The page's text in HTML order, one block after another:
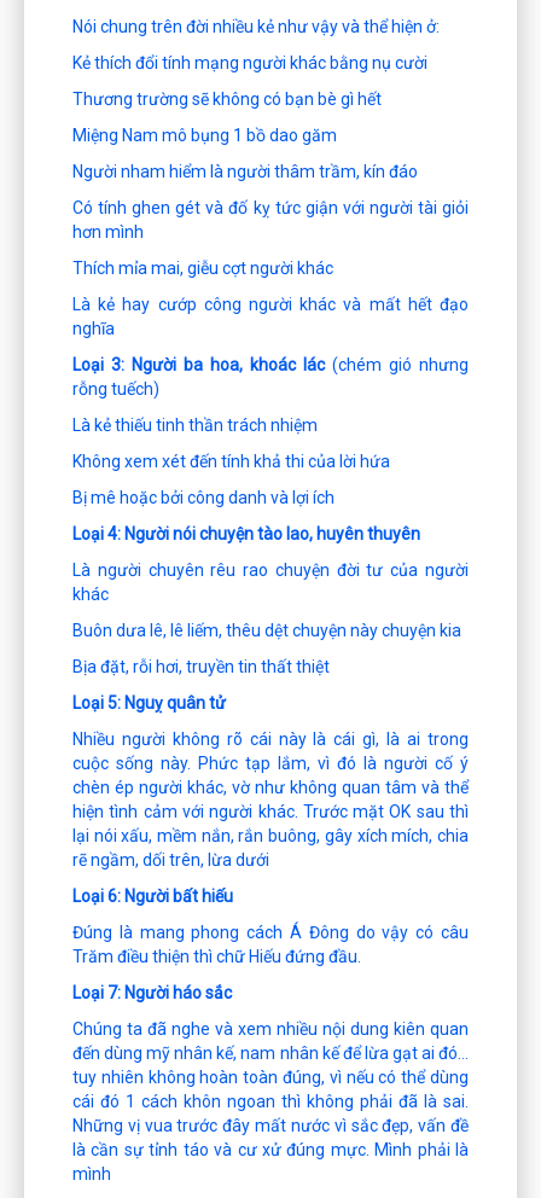
Nói chung trên đời nhiều kẻ như vậy và thể hiện ở:
Kẻ thích đổi tính mạng người khác bằng nụ cười
Thương trường sẽ không có bạn bè gì hết
Miệng Nam mô bụng 1 bồ dao găm
Người nham hiểm là người thâm trầm, kín đáo
Có tính ghen gét và đố kỵ tức giận với người tài giỏi
hơn mình
Thích mỉa mai, giễu cợt người khác
Là kẻ hay cướp công người khác và mất hết đạo
nghĩa
Loại 3: Người ba hoa, khoác lác(chém gió nhưng
rỗng tuếch)
Là kẻ thiếu tinh thần trách nhiệm
Không xem xét đến tính khả thi của lời hứa
Bị mê hoặc bởi công danh và lợi ích
Loại 4: Người nói chuyện tào lao, huyên thuyên
Là người chuyên rêu rao chuyện đời tư của người
khác
Buôn dưa lê, lê liếm, thêu dệt chuyện này chuyện kia
Bịa đặt, rỗi hơi, truyền tin thất thiệt
Loại 5: Nguỵ quân tử
Nhiều người không rõ cái này là cái gì, là ai trong
cuộc sống này. Phức tạp lắm, vì đó là người cố ý
chèn ép người khác, vờ như không quan tâm và thể
hiện tình cảm với người khác. Trước mặt OK sau thì
lại nói xấu, mềm nắn, rắn buông, gây xích mích, chia
rẽ ngầm, dối trên, lừa dưới
Loại 6: Người bất hiếu
Đúng là mang phong cách Á Đông do vậy có câu
Trăm điều thiện thì chữ Hiếu đứng đầu.
Loại 7: Người háo sắc
Chúng ta đã nghe và xem nhiều nội dung kiên quan
đến dùng mỹ nhân kế, nam nhân kế để lừa gạt ai đó…
tuy nhiên không hoàn toàn đúng, vì nếu có thể dùng
cái đó 1 cách khôn ngoan thì không phải đã là sai.
Những vị vua trước đây mất nước vì sắc đẹp, vấn đề
là cần sự tỉnh táo và cư xử đúng mực. Mình phải là
mình